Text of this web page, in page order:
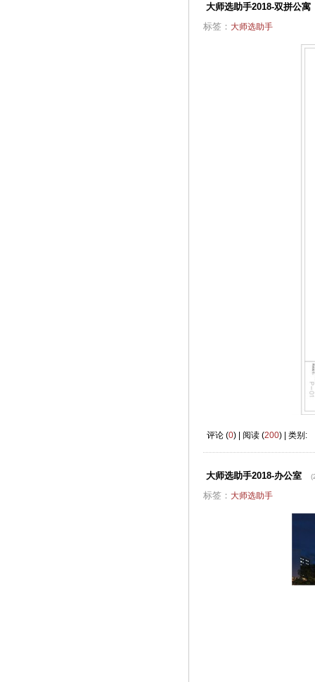
大师选助手2018-双拼公寓
标签： 大师选助手
评论 (0) | 阅读 (200) | 类别:
大师选助手2018-办公室
标签： 大师选助手